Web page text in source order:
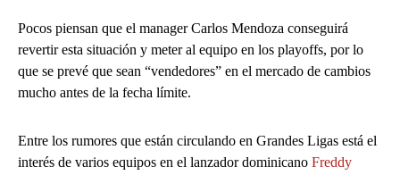
Pocos piensan que el manager Carlos Mendoza conseguirá
revertir esta situación y meter al equipo en los playoffs, por lo
que se prevé que sean “vendedores” en el mercado de cambios
mucho antes de la fecha límite.
Entre los rumores que están circulando en Grandes Ligas está el
interés de varios equipos en el lanzador dominicano Freddy